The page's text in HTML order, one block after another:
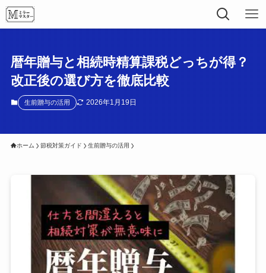
暦年贈与と相続時精算課税どっちが得？
改正後の選び方を徹底比較
生前贈与の活用 2026年1月19日
ホーム 節税対策ガイド 生前贈与の活用